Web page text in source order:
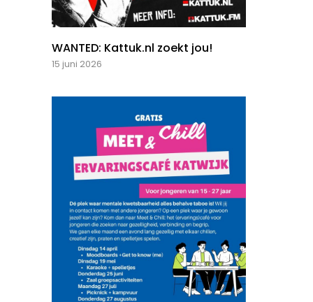
WANTED: Kattuk.nl zoekt jou!
15 juni 2026